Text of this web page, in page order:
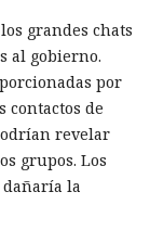
grandes chats
al gobierno.
por
contactos de
revelar
grupos. Los
la